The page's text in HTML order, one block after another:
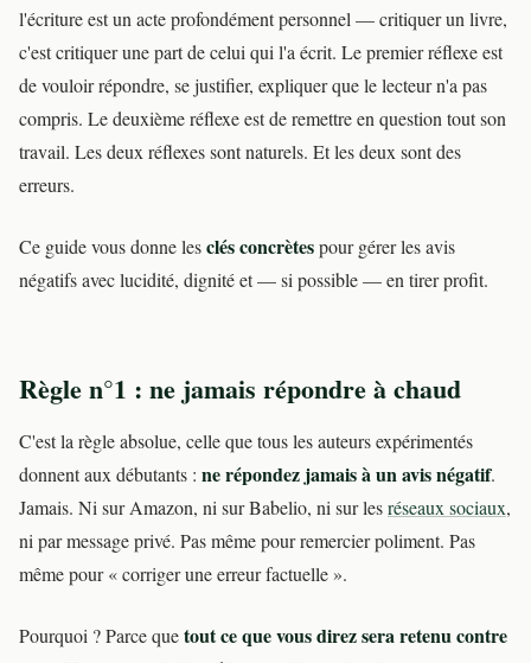
l'écriture est un acte profondément personnel — critiquer un livre,
c'est critiquer une part de celui qui l'a écrit. Le premier réflexe est
de vouloir répondre, se justifier, expliquer que le lecteur n'a pas
compris. Le deuxième réflexe est de remettre en question tout son
travail. Les deux réflexes sont naturels. Et les deux sont des
erreurs.
Ce guide vous donne lesclés concrètespour gérer les avis
négatifs avec lucidité, dignité et — si possible — en tirer profit.
Règle n°1 : ne jamais répondre à chaud
C'est la règle absolue, celle que tous les auteurs expérimentés
donnent aux débutants : ne répondez jamais à un avis négatif.
Jamais. Ni sur Amazon, ni sur Babelio, ni sur lesréseaux sociaux,
ni par message privé. Pas même pour remercier poliment. Pas
même pour « corriger une erreur factuelle ».
Pourquoi ? Parce quetout ce que vous direz sera retenu contre